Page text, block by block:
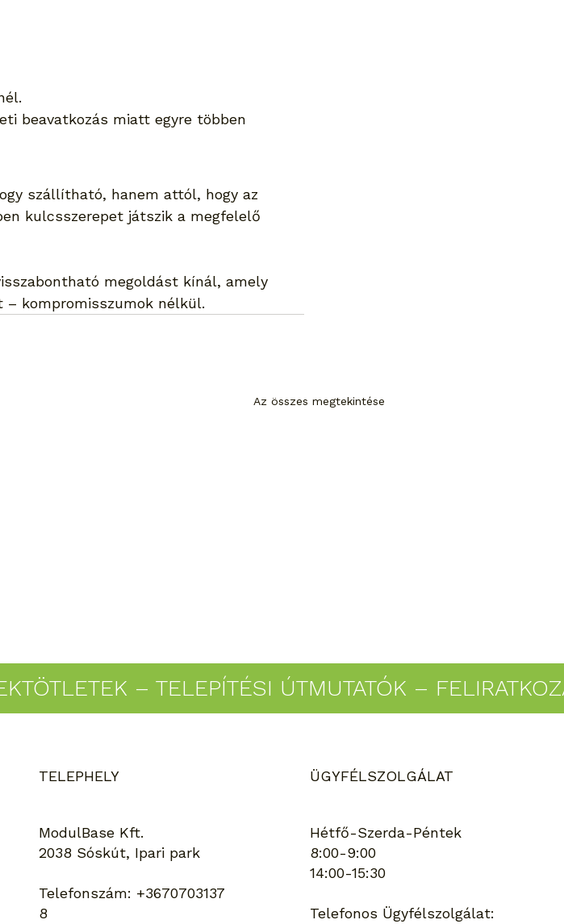
– TELEPÍTÉSI ÚTMUTATÓK –
beavatkozás miatt egyre többen
szállítható, hanem attól, hogy az
kulcsszerepet játszik a megfelelő
megoldást kínál, amely
kompromisszumok nélkül.
Az összes megtekintése
TELEPHELY
ModulBase Kft.
2038 Sóskút, Ipari park
Telefonszám: +3670703137
8
ÜGYFÉLSZOLGÁLAT
Hétfő-Szerda-Péntek
8:00-9:00
14:00-15:30
Telefonos Ügyfélszolgálat: